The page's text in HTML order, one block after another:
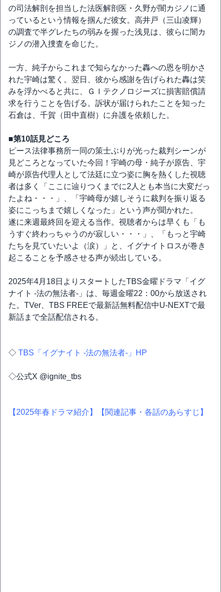
の司法解剖を担当した法医解剖医・久野が闇カジノに通
っているという情報を掴んだ彼女。高井戸（三山凌輝）
の調査で半グレたちの弱みを握った浅見は、彼らに闇カ
ジノの潜入捜査を命じた。
一方、純子からこれまで知らなかった轟への恩を明かさ
れた宇崎は驚く。翌日、彼から感謝を告げられた轟は笑
みを浮かべると共に、ＧＩテクノロジーズに損害賠償請
求を行うことを告げる。訴状が届けられたことを知った
石倉は、千賀（田中直樹）に弁護を依頼した。
■第10話見どころ
ピース法律事務所一同の策士ぶりが光った裁判シーンが
見どころとなっていた今回！宇崎の母・純子が原告、宇
崎が原告代理人として法廷に立つ姿に胸を熱くした視聴
者は多く「ここに辿りつくまでに2人とも本当に大変だっ
たよね・・・」、「宇崎母が嬉しそうに裁判を振り返る
姿にこっちまで嬉しくなった」という声が聞かれた。
遂に来週最終回を迎える当作。視聴者からは早くも「も
うすぐ終わっちゃうのが寂しい・・・」、「もっと宇崎
たちを見ていたいよ（涙）」と、イグナイトロスが巻き
起こることを予感させる声が続出している。
2025年4月18日よりスタートしたTBS金曜ドラマ「イグ
ナイト -法の無法者-」は、毎週金曜22：00から放送され
た。TVer、TBS FREEで最新話無料配信中U-NEXTで最
新話まで全話配信される。
◇ TBS「イグナイト -法の無法者-」HP
◇公式X @ignite_tbs
【2025年春ドラマ紹介】 【関連記事・各話のあらすじ】